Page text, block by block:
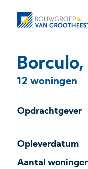
Borculo,
12 woningen
Opdrachtgever
Opleverdatum
Aantal